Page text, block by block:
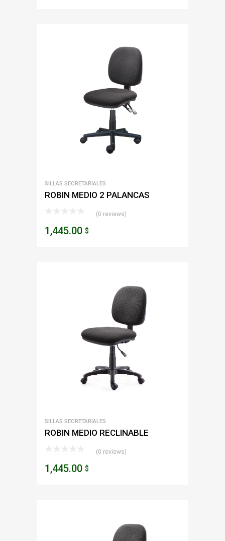
SILLAS SECRETARIALES
ROBIN MEDIO 2 PALANCAS
(0 reviews)
1,445.00 $
SILLAS SECRETARIALES
ROBIN MEDIO RECLINABLE
(0 reviews)
1,445.00 $